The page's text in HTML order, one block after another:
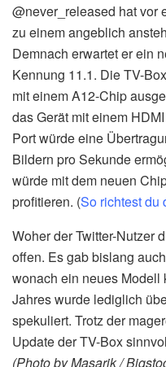
@never_released hat vor
zu einem angeblich
Demnach erwartet er ein
Kennung 11.1. Die TV-
mit einem A12-Chip
das Gerät mit einem
Port würde eine
Bildern pro Sekunde
würde mit dem neuen
profitieren. (So richtest du
Woher der Twitter-Nutzer
offen. Es gab bislang
wonach ein neues Modell
Jahres wurde lediglich
spekuliert. Trotz der
Update der TV-Box
(Photo by Masarik /